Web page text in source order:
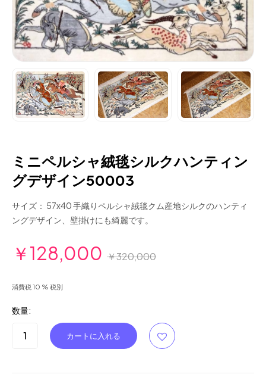
ミニペルシャ絨毯シルクハンティン
グデザイン50003
サイズ： 57x40 手織りペルシャ絨毯クム産地シルクのハンティ
ングデザイン、壁掛けにも綺麗です。
￥128,000 ￥320,000
消費税 10 % 税別
数量: